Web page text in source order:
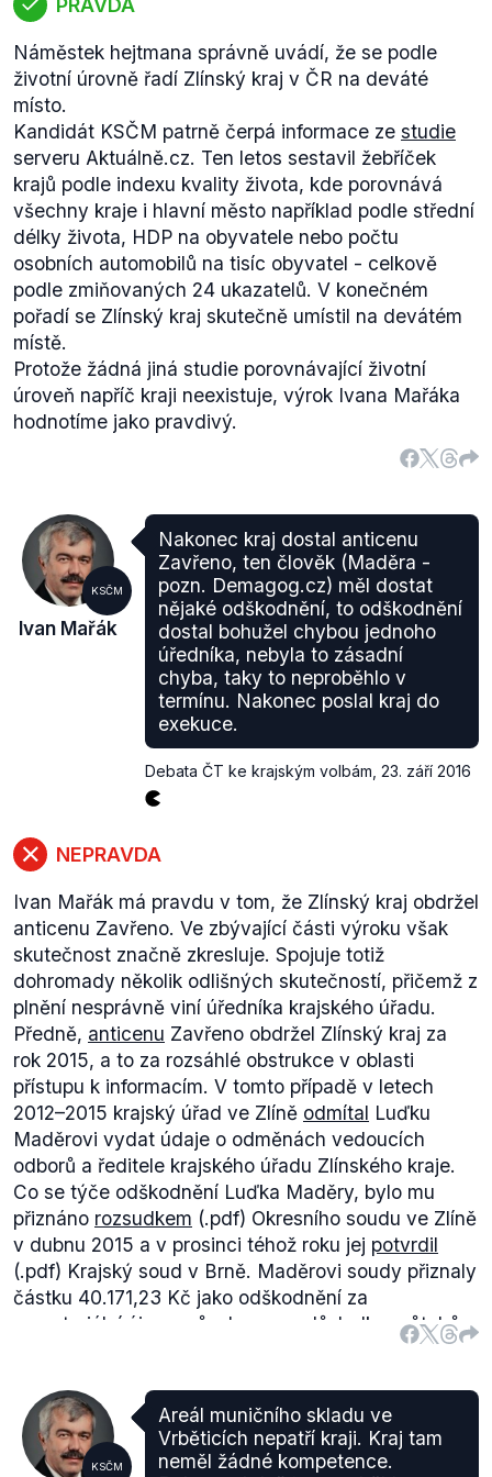
Náměstek hejtmana správně uvádí, že se podle
životní úrovně řadí Zlínský kraj v ČR na deváté
místo.
Kandidát KSČM patrně čerpá informace ze studie
serveru Aktuálně.cz. Ten letos sestavil žebříček
krajů podle indexu kvality života, kde porovnává
všechny kraje i hlavní město například podle střední
délky života, HDP na obyvatele nebo počtu
osobních automobilů na tisíc obyvatel - celkově
podle zmiňovaných 24 ukazatelů. V konečném
pořadí se Zlínský kraj skutečně umístil na devátém
místě.
Protože žádná jiná studie porovnávající životní
úroveň napříč kraji neexistuje, výrok Ivana Mařáka
hodnotíme jako pravdivý.
KSČM
Ivan Mařák
Nakonec kraj dostal anticenu
Zavřeno, ten člověk (Maděra -
pozn. Demagog.cz) měl dostat
nějaké odškodnění, to odškodnění
dostal bohužel chybou jednoho
úředníka, nebyla to zásadní
chyba, taky to neproběhlo v
termínu. Nakonec poslal kraj do
exekuce.
Debata ČT ke krajským volbám 23. září 2016
NEPRAVDA
Ivan Mařák má pravdu v tom, že Zlínský kraj obdržel
anticenu Zavřeno. Ve zbývající části výroku však
skutečnost značně zkresluje. Spojuje totiž
dohromady několik odlišných skutečností, přičemž z
plnění nesprávně viní úředníka krajského úřadu.
Předně, anticenu Zavřeno obdržel Zlínský kraj za
rok 2015, a to za rozsáhlé obstrukce v oblasti
přístupu k informacím. V tomto případě v letech
2012–2015 krajský úřad ve Zlíně odmítal Luďku
Maděrovi vydat údaje o odměnách vedoucích
odborů a ředitele krajského úřadu Zlínského kraje.
Co se týče odškodnění Luďka Maděry, bylo mu
přiznáno rozsudkem (.pdf) Okresního soudu ve Zlíně
v dubnu 2015 a v prosinci téhož roku jej potvrdil
(.pdf) Krajský soud v Brně. Maděrovi soudy přiznaly
částku 40.171,23 Kč jako odškodnění za
nemateriální újmu způsobenou v důsledku průtahů v
řízení a s nimi spojeným, pro žalobce nepříznivým,
naleznete
. V této věci není zpráv o tom, že by
kdy došlo k exekuci.
Mařák tak patrně zaměnil dva případy, přičemž
KSČM
Areál muničního skladu ve
Vrběticích nepatří kraji. Kraj tam
neměl žádné kompetence.